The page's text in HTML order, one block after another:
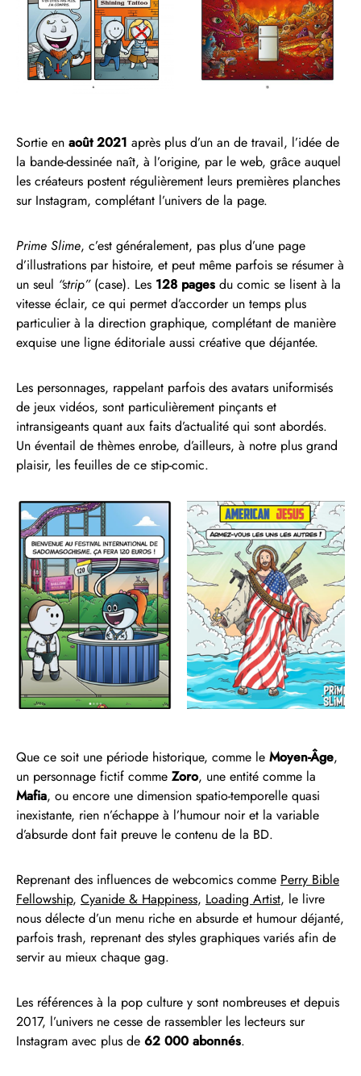
Sortie en août 2021 après plus d’un an de travail, l’idée de
la bande-dessinée naît, à l’origine, par le web, grâce auquel
les créateurs postent régulièrement leurs premières planches
sur Instagram, complétant l’univers de la page.
Prime Slime, c’est généralement, pas plus d’une page
d’illustrations par histoire, et peut même parfois se résumer à
un seul “strip”(case). Les 128 pages du comic se lisent à la
vitesse éclair, ce qui permet d’accorder un temps plus
particulier à la direction graphique, complétant de manière
exquise une ligne éditoriale aussi créative que déjantée.
Les personnages, rappelant parfois des avatars uniformisés
de jeux vidéos, sont particulièrement pinçants et
intransigeants quant aux faits d’actualité qui sont abordés.
Un éventail de thèmes enrobe, d’ailleurs, à notre plus grand
plaisir, les feuilles de ce stip-comic.
Que ce soit une période historique, comme le Moyen-Âge,
un personnage fictif comme Zoro, une entité comme la
Mafia, ou encore une dimension spatio-temporelle quasi
inexistante, rien n’échappe à l’humour noir et la variable
d’absurde dont fait preuve le contenu de la BD.
Reprenant des influences de webcomics comme Perry Bible
Fellowship, Cyanide & Happiness, Loading Artist, le livre
nous délecte d’un menu riche en absurde et humour déjanté,
parfois trash, reprenant des styles graphiques variés afin de
servir au mieux chaque gag.
Les références à la pop culture y sont nombreuses et depuis
2017, l’univers ne cesse de rassembler les lecteurs sur
Instagram avec plus de 62 000 abonnés.